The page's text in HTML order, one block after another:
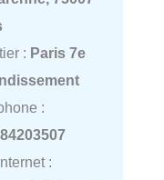
: Paris 7e
:
: